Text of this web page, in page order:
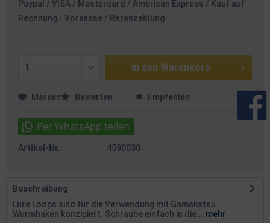
Paypal / VISA / Mastercard / American Express / Kauf auf
Rechnung / Vorkasse / Ratenzahlung
In den Warenkorb
Merken Bewerten Empfehlen
Artikel-Nr.: 4590030
Beschreibung
Lure Loops sind für die Verwendung mit Gamakatsu
Wurmhaken konzipiert. Schraube einfach in die...
mehr